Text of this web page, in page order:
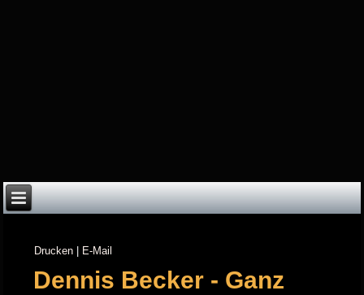
Drucken E-Mail
Dennis Becker - Ganz